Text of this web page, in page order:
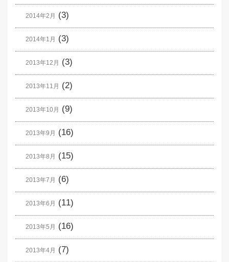
2014年2月 (3)
2014年1月 (3)
2013年12月 (3)
2013年11月 (2)
2013年10月 (9)
2013年9月 (16)
2013年8月 (15)
2013年7月 (6)
2013年6月 (11)
2013年5月 (16)
2013年4月 (7)